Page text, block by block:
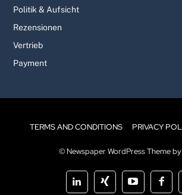
Politik & Aufsicht
Rezensionen
Vertrieb
Payment
TERMS AND CONDITIONS PRIVACY
© Newspaper WordPress Theme